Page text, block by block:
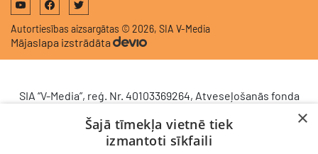
Autortiesības aizsargātas © 2026, SIA V-Media
Mājaslapa izstrādāta
SIA “V-Media”, reģ. Nr. 40103369264, Atveseļošanās fonda
komercdarbības procesu uzlabošanā - ieviesta klientu
attiecību pārvaldības sistēma (CRM). 2024. gada 16.
×
Šajā tīmekļa vietnē tiek
izmantoti sīkfaili